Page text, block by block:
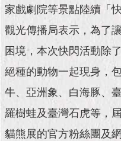
發
現
臺
活
動
主
題
家戲劇院等景點陸續「
觀光傳播局表示，為了
困境，本次快閃活動除
絕種的動物一起現身，
牛、亞洲象、白海豚、
羅樹蛙及臺灣石虎等，
貓熊展的官方粉絲團及